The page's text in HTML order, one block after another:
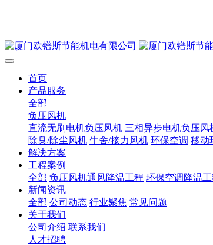
首页
产品服务
全部
负压风机
直流无刷电机负压风机 三相异步电机负压风
除臭/除尘风机 牛舍/接力风机 环保空调 移动
解决方案
工程案例
全部 负压风机通风降温工程 环保空调降温工
新闻资讯
全部 公司动态 行业聚焦 常见问题
关于我们
公司介绍 联系我们
人才招聘